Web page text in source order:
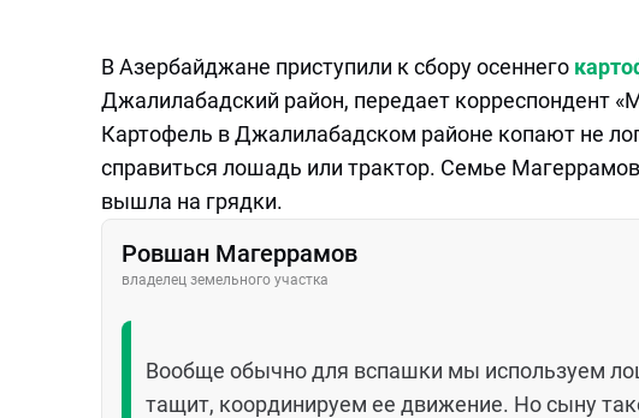
В Азербайджане приступили к сбору осеннего
Джалилабадский район, передает корреспондент
Картофель в Джалилабадском районе копают не
справиться лошадь или трактор. Семье
вышла на грядки.
Ровшан Магеррамов
владелец земельного участка
Вообще обычно для вспашки мы используем
тащит, координируем ее движение. Но сыну